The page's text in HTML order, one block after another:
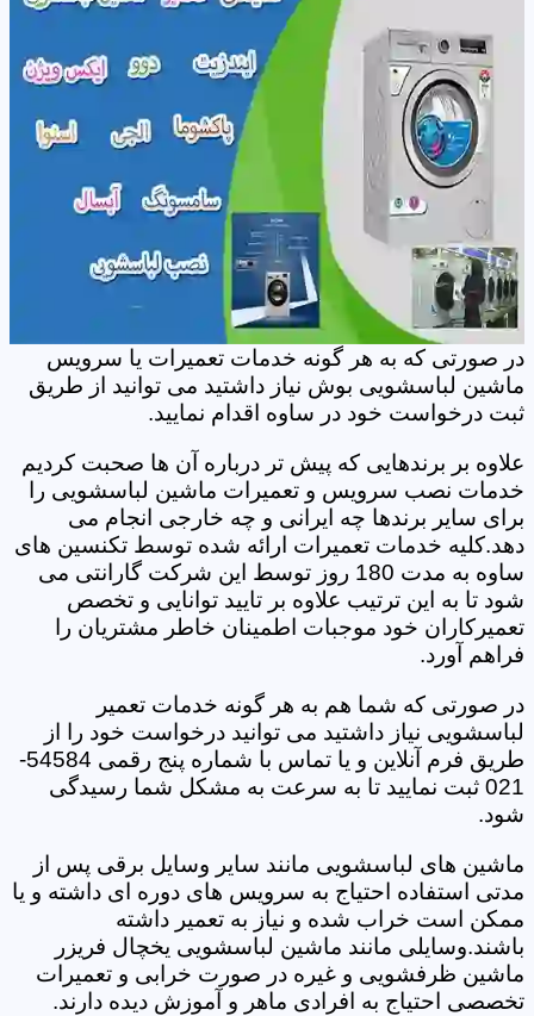
در صورتی که به هر گونه خدمات تعمیرات یا سرویس
ماشین لباسشویی بوش نیاز داشتید می توانید از طریق
ثبت درخواست خود در ساوه اقدام نمایید.
علاوه بر برندهایی که پیش تر درباره آن ها صحبت کردیم
خدمات نصب سرویس و تعمیرات ماشین لباسشویی را
برای سایر برندها چه ایرانی و چه خارجی انجام می
دهد.کلیه خدمات تعمیرات ارائه شده توسط تکنسین های
ساوه به مدت 180 روز توسط این شرکت گارانتی می
شود تا به این ترتیب علاوه بر تایید توانایی و تخصص
تعمیرکاران خود موجبات اطمینان خاطر مشتریان را
فراهم آورد.
در صورتی که شما هم به هر گونه خدمات تعمیر
لباسشویی نیاز داشتید می توانید درخواست خود را از
طریق فرم آنلاین و یا تماس با شماره پنج رقمی 54584-
021 ثبت نمایید تا به سرعت به مشکل شما رسیدگی
شود.
ماشین های لباسشویی مانند سایر وسایل برقی پس از
مدتی استفاده احتیاج به سرویس های دوره ای داشته و یا
ممکن است خراب شده و نیاز به تعمیر داشته
باشند.وسایلی مانند ماشین لباسشویی یخچال فریزر
ماشین ظرفشویی و غیره در صورت خرابی و تعمیرات
تخصصی احتیاج به افرادی ماهر و آموزش دیده دارند.